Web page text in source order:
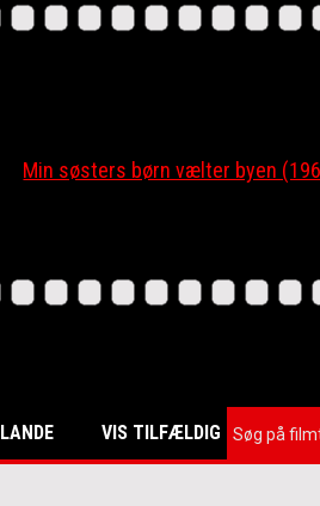
Min søsters børn vælter byen (1968)
LANDE VIS TILFÆLDIG